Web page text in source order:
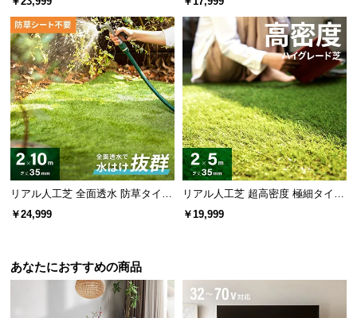
リアル人工芝 全面透水 防草タイプ
芝丈35mm 2×10m
￥24,999
リアル人工芝 超高密度 極細タイプ
芝丈35mm 2×5m
￥19,999
あなたにおすすめの商品